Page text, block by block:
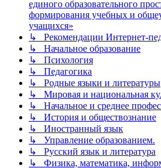
единого образовательного
формирования учебных и
учащихся»
↳ Рекомендации Интернет-
↳ Начальное образование
↳ Психология
↳ Педагогика
↳ Родные языки и литературы
↳ Мировая и национальная
↳ Начальное и среднее
↳ История и обществознание
↳ Иностранный язык
↳ Управление образованием.
↳ Русский язык и литература
↳ Физика, математика,